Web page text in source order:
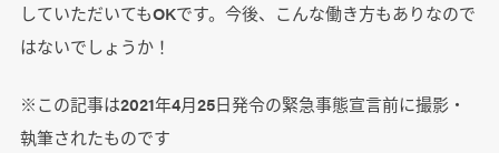
していただいてもOKです。今後、こんな働き方もありなので
はないでしょうか！
※この記事は2021年4月25日発令の緊急事態宣言前に撮影・
執筆されたものです